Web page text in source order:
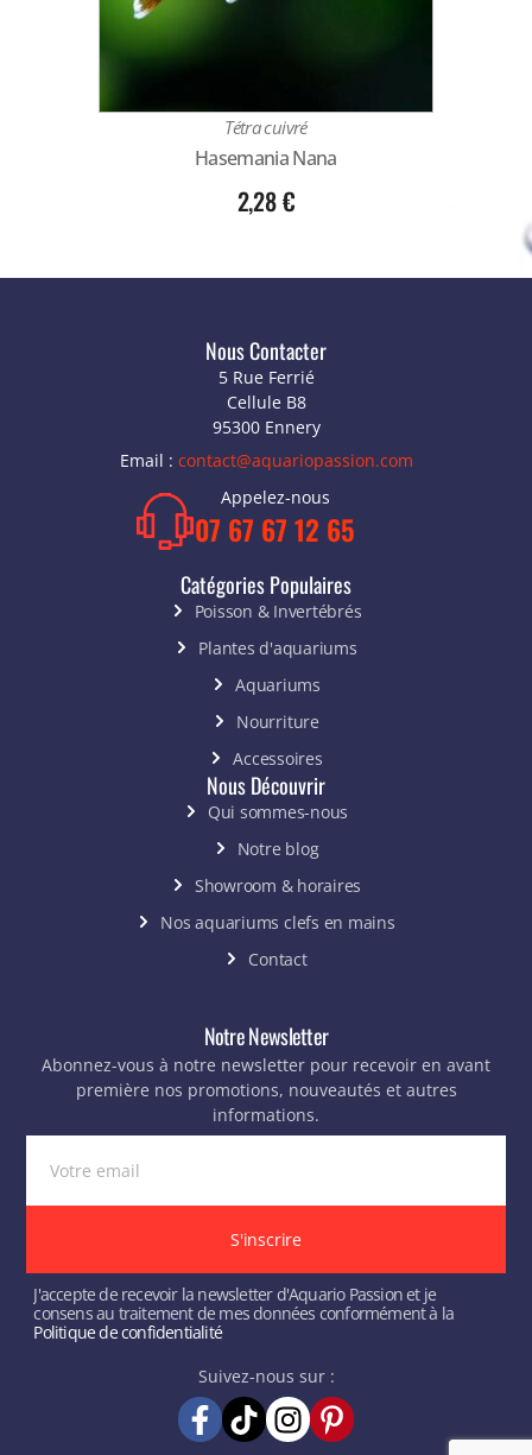
Tétra cuivré
Hasemania Nana
2,28€
Nous Contacter
5 Rue Ferrié
Cellule B8
95300 Ennery
Email : contact@aquariopassion.com
Appelez-nous
07 67 67 12 65
Catégories Populaires
Poisson & Invertébrés
Plantes d'aquariums
Aquariums
Nourriture
Accessoires
Nous Découvrir
Qui sommes-nous
Notre blog
Showroom & horaires
Nos aquariums clefs en mains
Contact
Notre Newsletter
Abonnez-vous à notre newsletter pour recevoir en avant
première nos promotions, nouveautés et autres
informations.
J'accepte de recevoir la newsletter d'Aquario Passion et je
consens au traitement de mes données conformément à la
Politique de confidentialité
S'inscrire
Suivez-nous sur :